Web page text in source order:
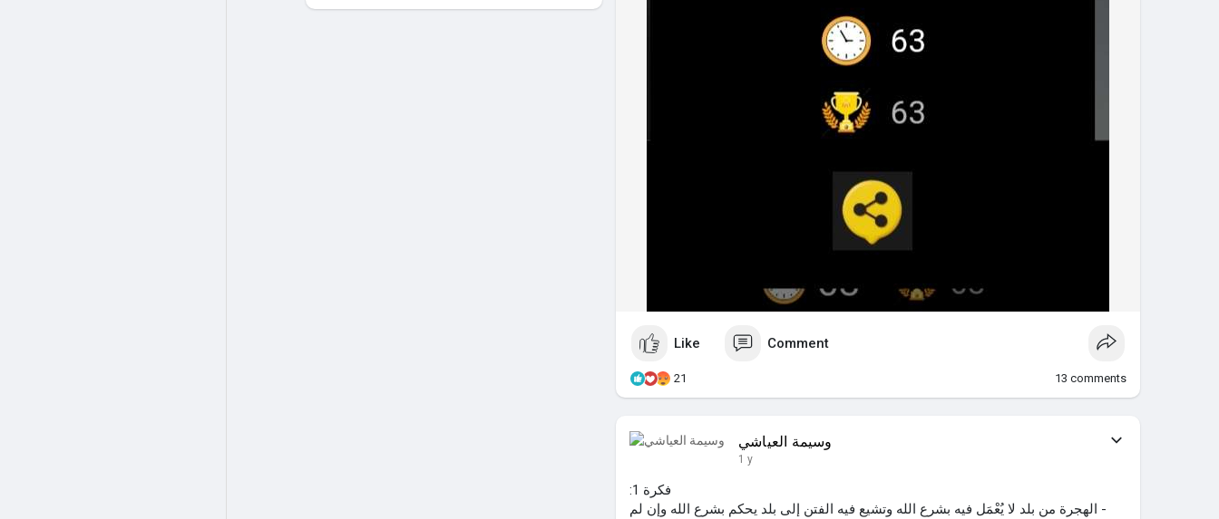
Like Comment
21 13 comments
وسيمة العياشي
1 y
فكرة 1:
- الهجرة من بلد لا يُعْمَل فيه بشرع الله وتشيع فيه الفتن إلى بلد يحكم بشرع الله وإن لم